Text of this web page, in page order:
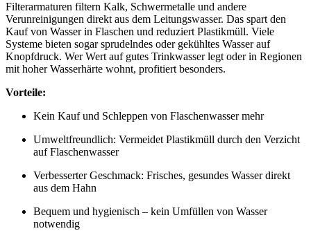
Filterarmaturen filtern Kalk, Schwermetalle und andere
Verunreinigungen direkt aus dem Leitungswasser. Das spart den
Kauf von Wasser in Flaschen und reduziert Plastikmüll. Viele
Systeme bieten sogar sprudelndes oder gekühltes Wasser auf
Knopfdruck. Wer Wert auf gutes Trinkwasser legt oder in Regionen
mit hoher Wasserhärte wohnt, profitiert besonders.
Vorteile:
Kein Kauf und Schleppen von Flaschenwasser mehr
Umweltfreundlich: Vermeidet Plastikmüll durch den Verzicht
auf Flaschenwasser
Verbesserter Geschmack: Frisches, gesundes Wasser direkt
aus dem Hahn
Bequem und hygienisch – kein Umfüllen von Wasser
notwendig